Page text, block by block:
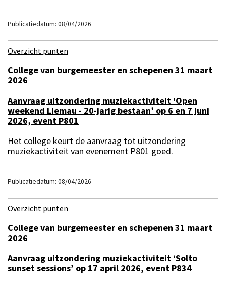
Publicatiedatum: 08/04/2026
Overzicht punten
College van burgemeester en schepenen 31 maart
2026
Aanvraag uitzondering muziekactiviteit ‘Open
weekend Liemau - 20-jarig bestaan’ op 6 en 7 juni
2026, event P801
Het college keurt de aanvraag tot uitzondering
muziekactiviteit van evenement P801 goed.
Publicatiedatum: 08/04/2026
Overzicht punten
College van burgemeester en schepenen 31 maart
2026
Aanvraag uitzondering muziekactiviteit ‘Solto
sunset sessions’ op 17 april 2026, event P834